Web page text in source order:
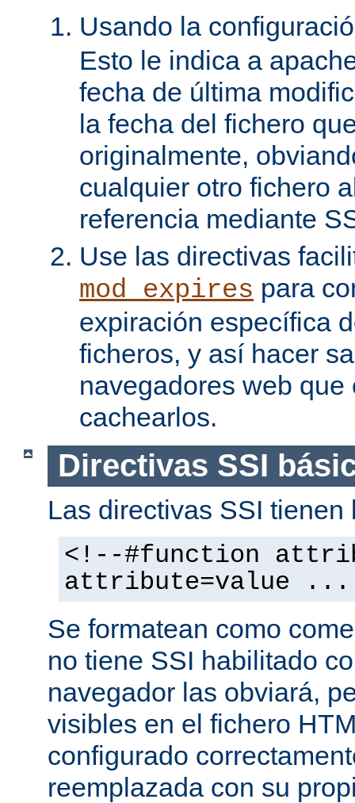
Usando la
Esto le indica a
fecha de última
la fecha del fichero
originalmente,
cualquier otro fichero
referencia mediante
Use las directivas
mod_expires para
expiración específica
ficheros, y así hacer
navegadores web que
cachearlos.
Directivas SSI
Las directivas SSI
<!--#function
attribute=value
Se formatean como
no tiene SSI habilitado
navegador las obviará,
visibles en el fichero
configurado
reemplazada con su